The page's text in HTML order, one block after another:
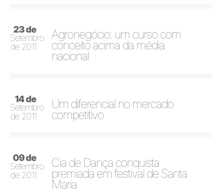
23 de
Setembro
de 2011
Agronegócio: um curso com
conceito acima da média
nacional
14 de
Setembro
de 2011
Um diferencial no mercado
competitivo
09 de
Setembro
de 2011
Cia de Dança conquista
premiada em festival de Santa
Maria